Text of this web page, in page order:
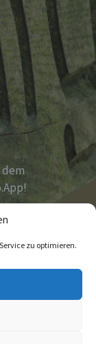
zu optimieren.
dem